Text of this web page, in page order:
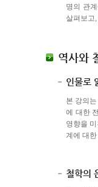
명의 관
살펴보고
역사와
인물로
본 강의
에 대한
영향을
계에 대
철학의